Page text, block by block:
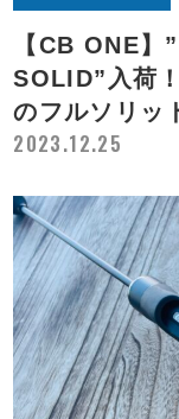
【CB ONE
SOLID”入荷
のフルソリッ
2023.12.25